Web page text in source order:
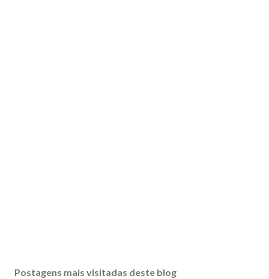
Postagens mais visitadas deste blog